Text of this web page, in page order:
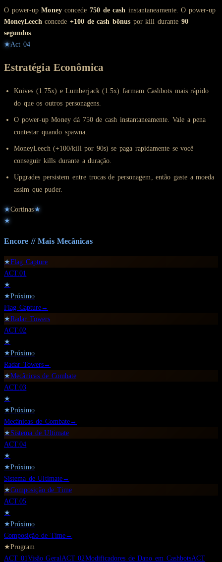
O power-upMoneyconcede750 de cash instantaneamente. O power-up
MoneyLeechconcede +100 de cash bônus por kill durante 90
segundos.
★Act 04
Estratégia Econômica
Knives (1.75x) e Lumberjack (1.5x) farmam Cashbots mais rápido
do que os outros personagens.
O power-up Money dá 750 de cash instantaneamente. Vale a pena
contestar quando spawna.
MoneyLeech (+100/kill por 90s) se paga rapidamente se você
conseguir kills durante a duração.
Upgrades persistem entre trocas de personagem, então gaste a moeda
assim que puder.
★Cortinas★
★
Encore // Mais Mecânicas
★Flag Capture
ACT.01
★
★Próximo
Flag Capture→
★Radar Towers
ACT.02
★
★Próximo
Radar Towers→
★Mecânicas de Combate
ACT.03
★
★Próximo
Mecânicas de Combate→
★Sistema de Ultimate
ACT.04
★
★Próximo
Sistema de Ultimate→
★Composição de Time
ACT.05
★
★Próximo
Composição de Time→
★Program
ACT 01 Visão Geral ACT02Modificadores de Dano em CashbotsACT